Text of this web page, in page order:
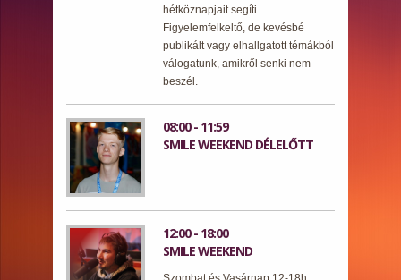
hétköznapjait segíti.
Figyelemfelkeltő, de kevésbé
publikált vagy elhallgatott témákból
válogatunk, amikről senki nem
beszél.
08:00 - 11:59
SMILE WEEKEND DÉLELŐTT
12:00 - 18:00
SMILE WEEKEND